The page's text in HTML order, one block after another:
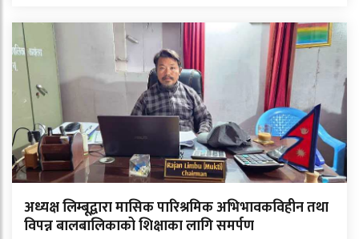
अध्यक्ष लिम्बूद्वारा मासिक पारिश्रमिक अभिभावकविहीन तथा
विपन्न बालबालिकाको शिक्षाका लागि समर्पण